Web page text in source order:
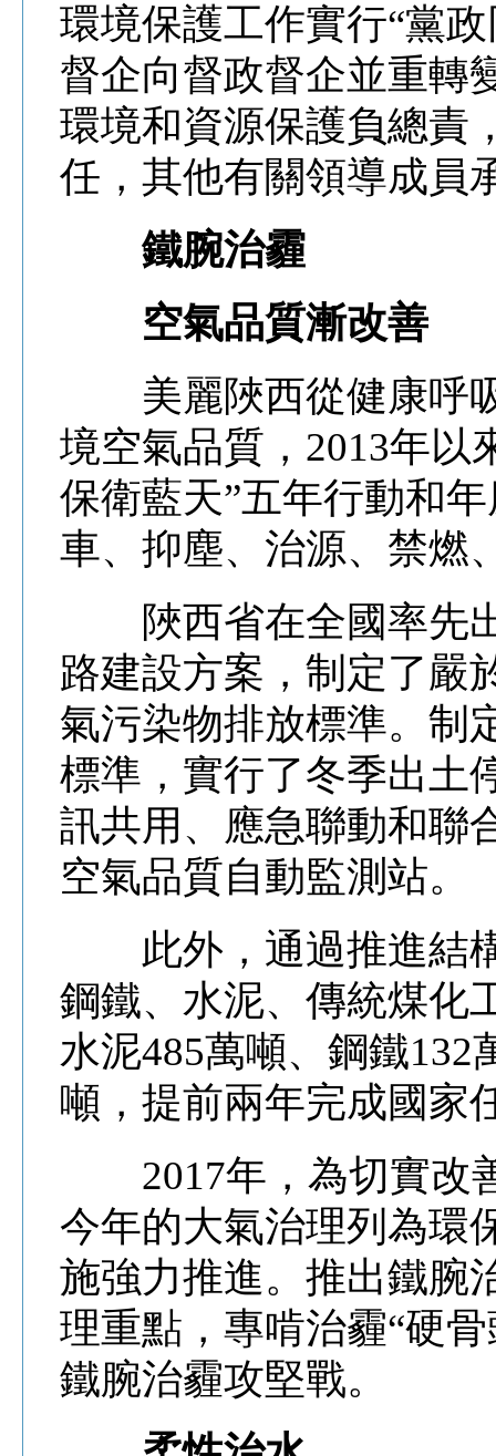
環境保護工作實行“黨
督企向督政督企並重轉
環境和資源保護負總責
任，其他有關領導成員
鐵腕治霾
空氣品質漸改善
美麗陜西從健康呼吸
境空氣品質，2013年以
保衛藍天”五年行動和
車、抑塵、治源、禁燃
陜西省在全國率先出
路建設方案，制定了嚴
氣污染物排放標準。制
標準，實行了冬季出土
訊共用、應急聯動和聯
空氣品質自動監測站。
此外，通過推進結構
鋼鐵、水泥、傳統煤化
水泥485萬噸、鋼鐵132
噸，提前兩年完成國家
2017年，為切實改
今年的大氣治理列為環
施強力推進。推出鐵腕
理重點，專啃治霾“硬
鐵腕治霾攻堅戰。